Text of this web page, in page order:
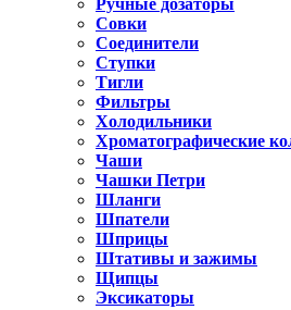
Ручные дозаторы
Совки
Соединители
Ступки
Тигли
Фильтры
Холодильники
Хроматографические
Чаши
Чашки Петри
Шланги
Шпатели
Шприцы
Штативы и зажимы
Щипцы
Эксикаторы